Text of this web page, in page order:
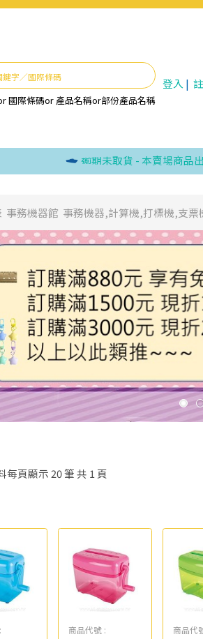
國際條碼or 產品名稱or部份產品名稱
登入 |
逾期未取貨 - 本賣場商品出貨，
事務機器館 事務機器,計算機,打標機,支票
每頁顯示 20筆 共 1頁
商品代號 :
商品代